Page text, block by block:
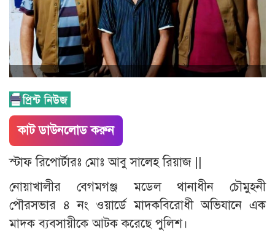
কাট ডাউনলোড করুন
স্টাফ রিপোর্টারঃ মোঃ আবু সালেহ রিয়াজ ||
নোয়াখালীর বেগমগঞ্জ মডেল থানাধীন চৌমুহনী
পৌরসভার ৪ নং ওয়ার্ডে মাদকবিরোধী অভিযানে এক
মাদক ব্যবসায়ীকে আটক করেছে পুলিশ।